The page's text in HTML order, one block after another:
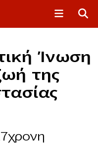
Ίνωση
της